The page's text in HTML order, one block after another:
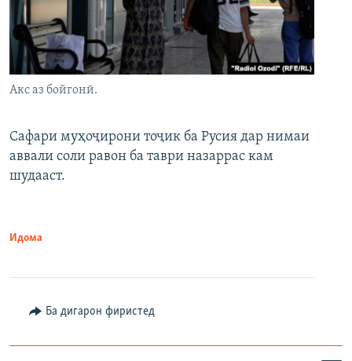
Акс аз бойгонӣ.
Сафари муҳоҷирони тоҷик ба Русия дар нимаи
аввали соли равон ба таври назаррас кам
шудааст.
Идома
Ба дигарон фиристед